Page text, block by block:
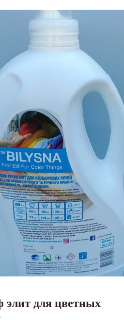
элит для цветных